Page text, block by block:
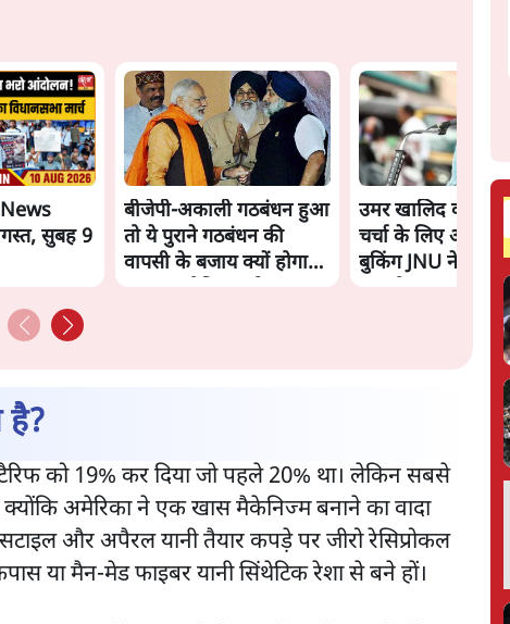
सुबह 9
बीजेपी-अकाली गठबंधन हुआ
तो ये पुराने गठबंधन की
वापसी के बजाय क्यों होगा
उमर खालिद की
चर्चा के लिए
बुकिंग JNU ने रद्द
'अधूरी जानकारी दी'
है?
को 19% कर दिया जो पहले 20% था। लेकिन सबसे
अमेरिका ने एक खास मैकेनिज्म बनाने का वादा
और अपैरल यानी तैयार कपड़े पर जीरो रेसिप्रोकल
या मैन-मेड फाइबर यानी सिंथेटिक रेशा से बने हों।